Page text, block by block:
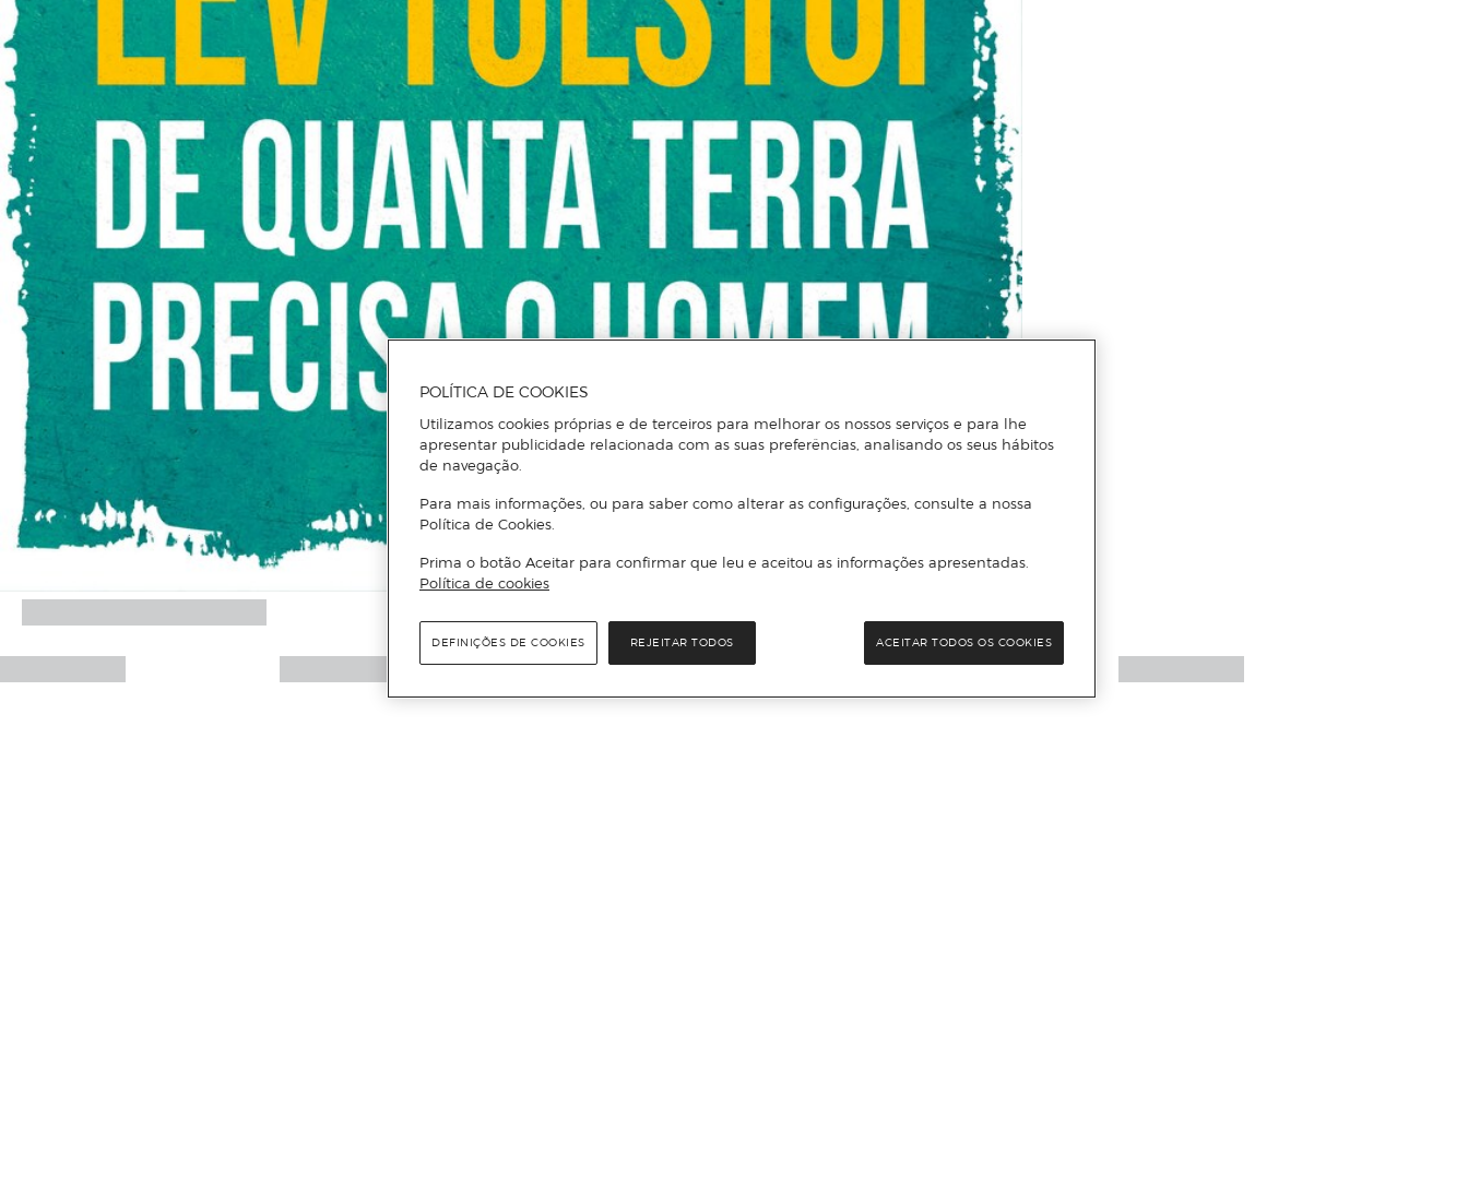
POLÍTICA DE COOKIES
Utilizamos cookies próprias e de terceiros para melhorar os nossos serviços e para lhe
apresentar publicidade relacionada com as suas preferências, analisando os seus hábitos
de navegação.
Para mais informações, ou para saber como alterar as configurações, consulte a nossa
Política de Cookies.
Prima o botão Aceitar para confirmar que leu e aceitou as informações apresentadas.
Política de cookies
REJEITAR TODOS ACEITAR TODOS OS COOKIES
DEFINIÇÕES DE COOKIES